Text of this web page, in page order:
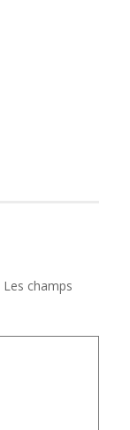
Les champs